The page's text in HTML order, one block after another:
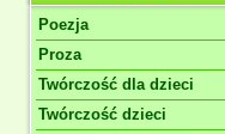
Poezja
Proza
Twórczość dla dzieci
Twórczość dzieci